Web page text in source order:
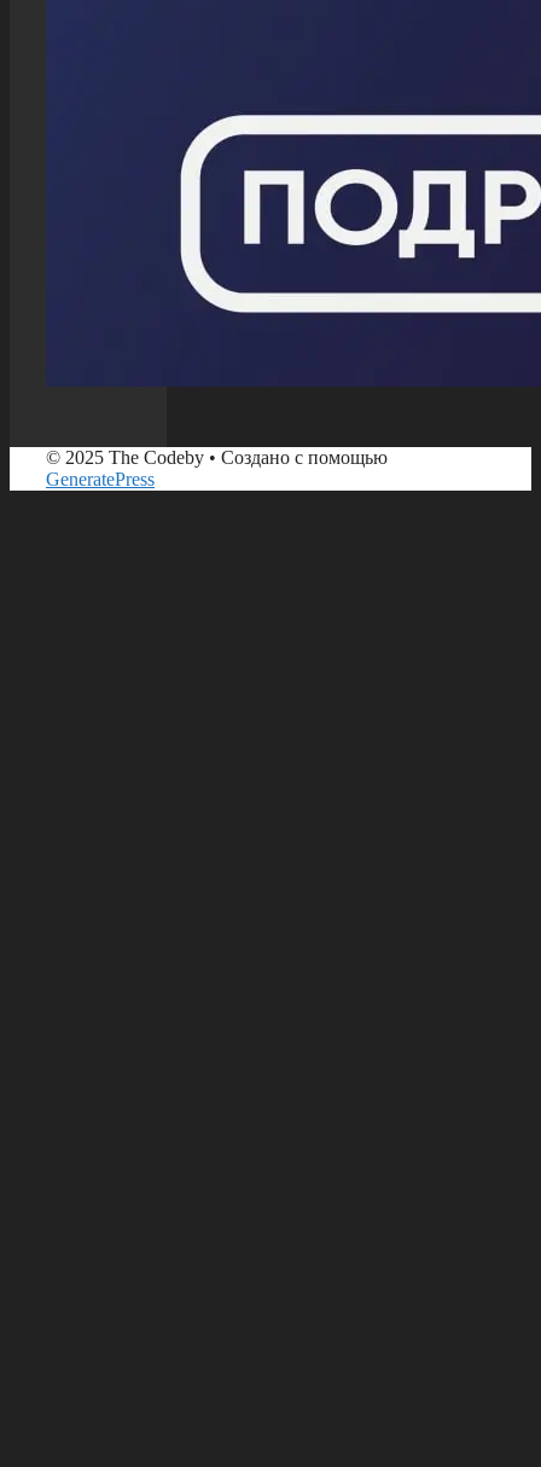
© 2025 The Codeby • Создано с помощью
GeneratePress